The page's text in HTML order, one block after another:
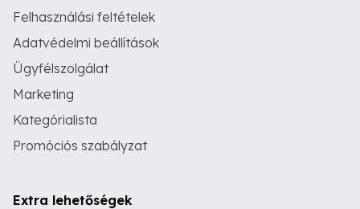
Felhasználási feltételek
Adatvédelmi beállítások
Ügyfélszolgálat
Marketing
Kategórialista
Promóciós szabályzat
Extra lehetőségek